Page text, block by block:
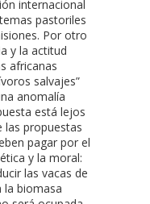
internacional
pastoriles
Por otro
y la actitud
africanas
salvajes”
anomalía
está lejos
las propuestas
pagar por el
y la moral:
las vacas de
la biomasa